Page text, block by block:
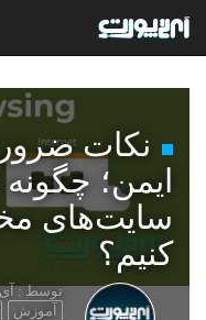
نکات
ایمن؛ چگونه
سایت‌های
کنیم؟
توسط :
آموزش